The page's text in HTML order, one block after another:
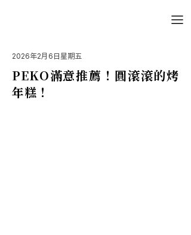
2026年2月6日星期五
PEKO滿意推薦！圓滾滾的烤
年糕！